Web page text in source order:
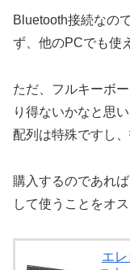
Bluetooth接続なの
ず、他のPCでも使
ただ、フルキーボ
り得ないかなと思い
配列は特殊ですし
購入するのであれ
して使うことをオス
エ